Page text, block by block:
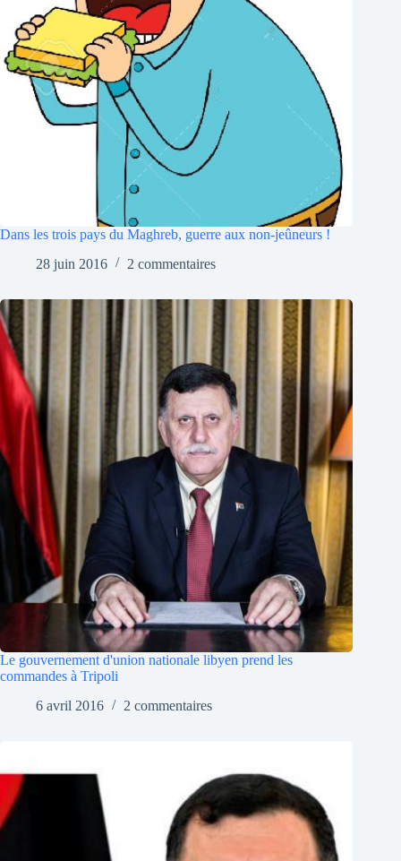
Dans les trois pays du Maghreb, guerre aux non-jeûneurs !
28 juin 2016
2 commentaires
Le gouvernement d'union nationale libyen prend les
commandes à Tripoli
6 avril 2016
2 commentaires